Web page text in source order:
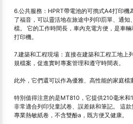
6.公共服務：HPRT帶電池的可擕式A4打印機
了福音，可以靈活地在旅途中列印罰單、通知
檔。 它的工作時間長，車內充電方便，是車
打印機。
7.建築和工程現場：直接在建築和工程工地上
規檔案，促進實时專案管理和遵守時間表。
此外，它們還可以作為優雅、高性能的家庭檔
特別值得注意的是MT810，它提供210毫米和
非常適合列印兒童試卷、誤差錶和筆記。 這
專業熱敏紙卷，不含雙酚a，既方便又健康。